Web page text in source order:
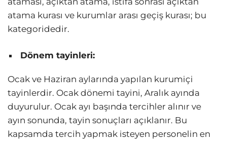
atama kurası ve kurumlar arası geçiş kurası; bu
kategoridedir.
Dönem tayinleri:
Ocak ve Haziran aylarında yapılan kurumiçi
tayinlerdir. Ocak dönemi tayini, Aralık ayında
duyurulur. Ocak ayı başında tercihler alınır ve
ayın sonunda, tayin sonuçları açıklanır. Bu
kapsamda tercih yapmak isteyen personelin en